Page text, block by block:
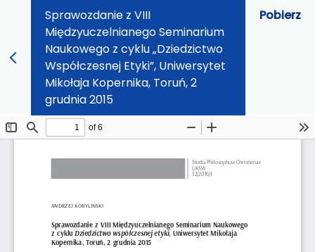
Sprawozdanie z VIII
Międzyuczelnianego Seminarium
Naukowego z cyklu „Dziedzictwo
Współczesnej Etyki”, Uniwersytet
Mikołaja Kopernika, Toruń, 2
grudnia 2015
Pobierz